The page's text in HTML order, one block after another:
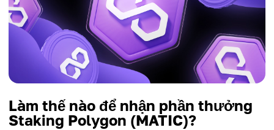
Làm thế nào để nhận phần thưởng
Staking Polygon (MATIC)?